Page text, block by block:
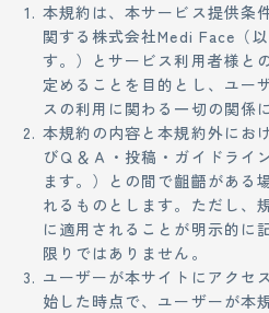
本規約は、本サービス提供条
関する株式会社Medi Face（
す。）とサービス利用者様と
定めることを目的とし、ユー
スの利用に関わる一切の関係
本規約の内容と本規約外にお
びＱ＆Ａ・投稿・ガイドライ
ます。）との間で齟齬がある
れるものとします。ただし、
に適用されることが明示的に
限りではありません。
ユーザーが本サイトにアクセ
始した時点で、ユーザーが本